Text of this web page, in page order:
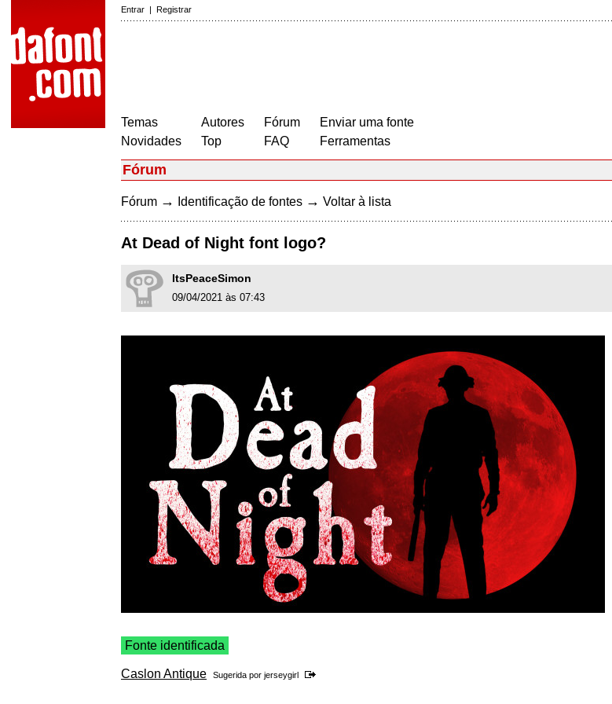
Entrar | Registrar
Temas
Novidades
Autores
Top
Fórum
FAQ
Enviar uma fonte
Ferramentas
Fórum
Fórum → Identificação de fontes → Voltar à lista
At Dead of Night font logo?
ItsPeaceSimon
09/04/2021 às 07:43
Fonte identificada
Caslon Antique Sugerida por jerseygirl